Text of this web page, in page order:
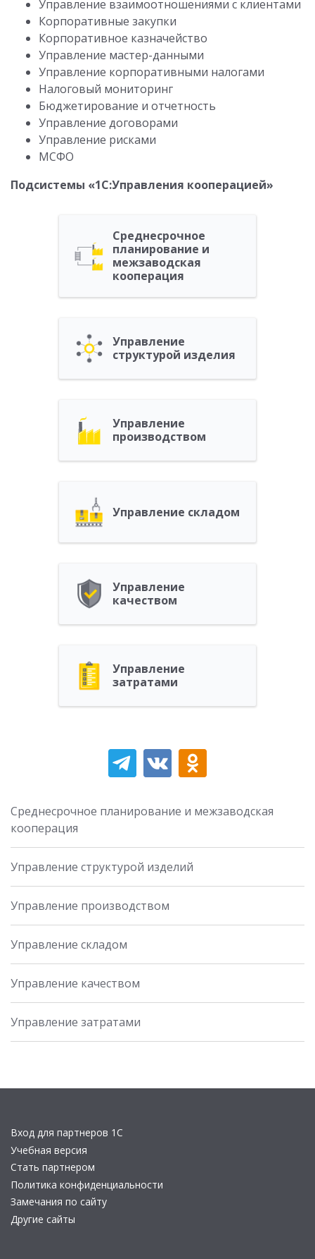
Управление взаимоотношениями с клиентами
Корпоративные закупки
Корпоративное казначейство
Управление мастер-данными
Управление корпоративными налогами
Налоговый мониторинг
Бюджетирование и отчетность
Управление договорами
Управление рисками
МСФО
Подсистемы «1С:Управления кооперацией»
Среднесрочное
планирование и
межзаводская
кооперация
Управление
структурой изделия
Управление
производством
Управление складом
Управление
качеством
Управление
затратами
Среднесрочное планирование и межзаводская
кооперация
Управление структурой изделий
Управление производством
Управление складом
Управление качеством
Управление затратами
Вход для партнеров 1С
Учебная версия
Стать партнером
Политика конфиденциальности
Замечания по сайту
Другие сайты